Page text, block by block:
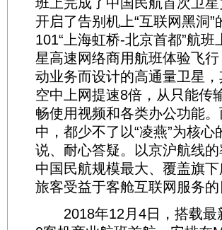
开启了告别机上“互联网黑洞
101“上海虹桥-北京首都”航
星高速网络商用航班体验飞
动业务而设计的高通量卫星
空中上网提速8倍，从只能传
畅使用视频和各类办公功能
中，都少不了以“凌燕”为核
说、耐心答疑。以京沪航线
中国民航规模最大、覆盖旗
旅客受益于客舱互联网服务的
2018年12月4日，搭载最